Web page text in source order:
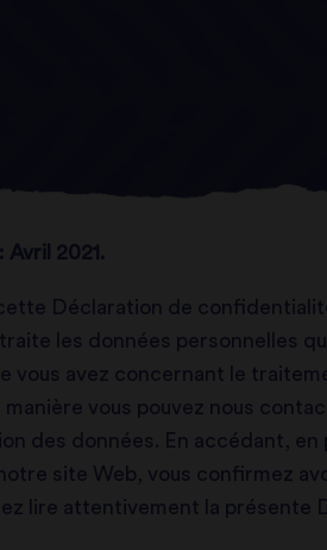
Avril 2021.
Déclaration de
les données personnelles
vous avez concernant le
vous pouvez nous
des données. En accédant,
site Web, vous confirmez
lire attentivement la présente